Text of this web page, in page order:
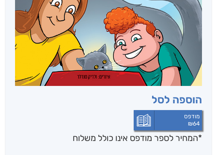
הוספה לסל
מודפס
₪64
*המחיר לספר מודפס אינו כולל משלוח